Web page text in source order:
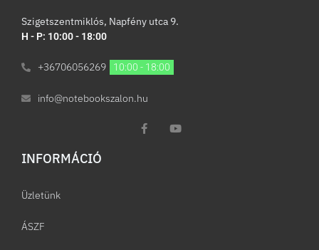
Szigetszentmiklós, Napfény utca 9.
H - P: 10:00 - 18:00
+36706056269 10:00 - 18:00
info@notebookszalon.hu
INFORMÁCIÓ​
Üzletünk
ÁSZF